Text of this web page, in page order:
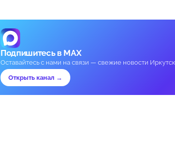
Подпишитесь в MAX
Оставайтесь с нами на связи — свежие новости
Открыть канал →